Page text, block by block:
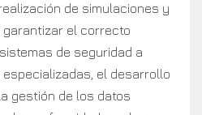
de simulaciones y
el correcto
de seguridad a
el desarrollo
gestión de los datos